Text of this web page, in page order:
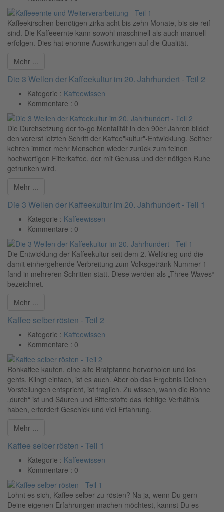
Kaffeekirschen benötigen zirka acht bis zehn Monate, bis sie reif
sind. Die Kaffeeernte kann sowohl maschinell als auch manuell
erfolgen. Dies hat enorme Auswirkungen auf die Qualität.
Mehr ...
Die 3 Wellen der Kaffeekultur im 20. Jahrhundert - Teil 2
Kategorie : Kaffeewissen
Kommentare : 0
Die Durchsetzung der to-go Mentalität in den 90er Jahren bildet
den vorerst letzten Schritt der Kaffee"kultur"-Entwicklung. Seither
kehren immer mehr Menschen wieder zurück zum feinen
hochwertigen Filterkaffee, der mit Genuss und der nötigen Ruhe
getrunken wird.
Mehr ...
Die 3 Wellen der Kaffeekultur im 20. Jahrhundert - Teil 1
Kategorie : Kaffeewissen
Kommentare : 0
Die Entwicklung der Kaffeekultur seit dem 2. Weltkrieg und die
damit einhergehende Verbreitung zum Volksgetränk Nummer 1
fand in mehreren Schritten statt. Diese werden als „Three Waves“
bezeichnet.
Mehr ...
Kaffee selber rösten - Teil 2
Kategorie : Kaffeewissen
Kommentare : 0
Rohkaffee kaufen, eine alte Bratpfanne hervorholen und los
gehts. Klingt einfach, ist es auch. Aber ob das Ergebnis Deinen
Vorstellungen entspricht, ist fraglich. Zu wissen, wann die Bohne
„durch“ ist und Säuren und Bitterstoffe das richtige Verhältnis
haben, erfordert Geschick und viel Erfahrung.
Mehr ...
Kaffee selber rösten - Teil 1
Kategorie : Kaffeewissen
Kommentare : 0
Lohnt es sich, Kaffee selber zu rösten? Na ja, wenn Du gern
Deine eigenen Erfahrungen machen möchtest, kannst Du es